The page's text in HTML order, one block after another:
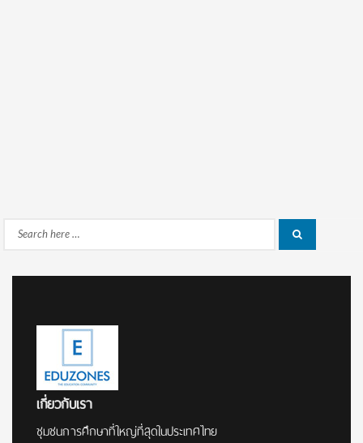
Search
เกี่ยวกับเรา
ชุมชนการศึกษาที่ใหญ่ที่สุดในประเทศไทย